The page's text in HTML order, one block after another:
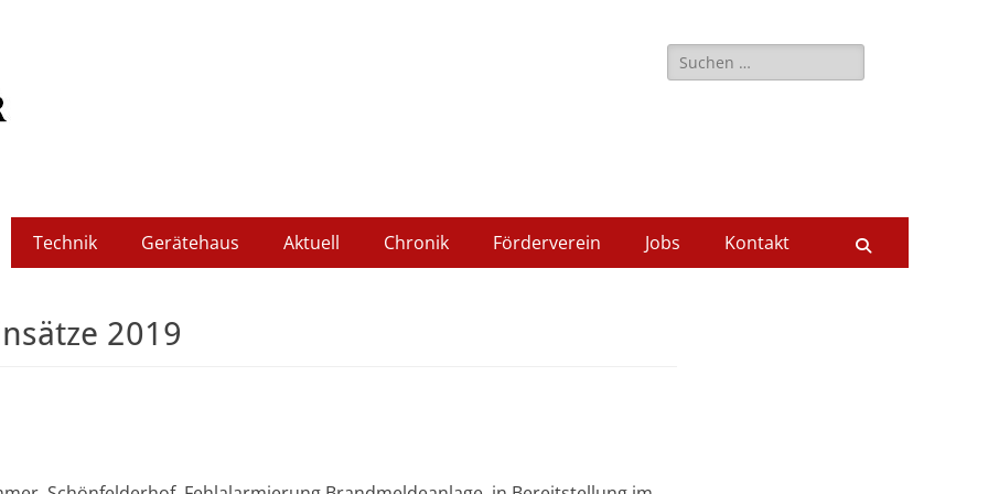
Schleidweiler
Suche
nach:
Technik Gerätehaus Aktuell Chronik Förderverein Jobs Kontakt
2019